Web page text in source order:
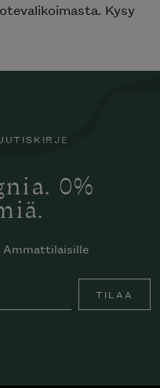
Kysy
0%
Ammattilaisille
TILAA